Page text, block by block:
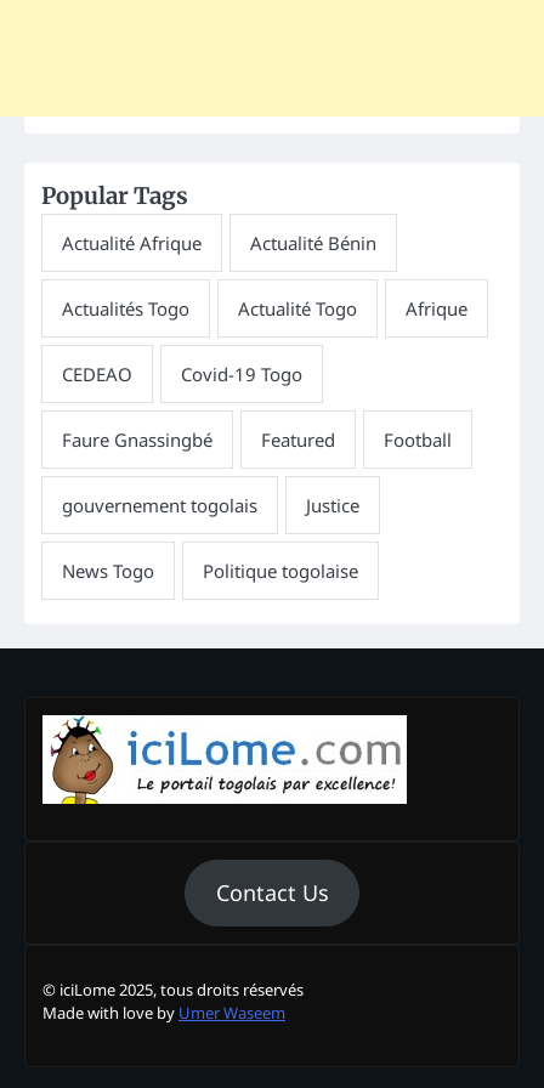
Popular Tags
Contact Us
© iciLome 2025, tous droits réservés
Made with love by Umer Waseem